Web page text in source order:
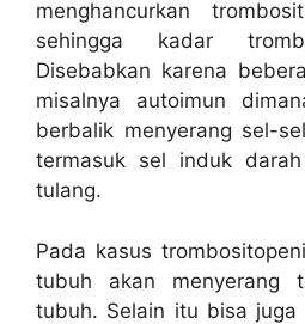
menghancurkan
sehingga kadar
Disebabkan karena
misalnya autoimun
berbalik menyerang sel-
termasuk sel induk
tulang.
Pada kasus
tubuh akan menyerang
tubuh. Selain itu bisa